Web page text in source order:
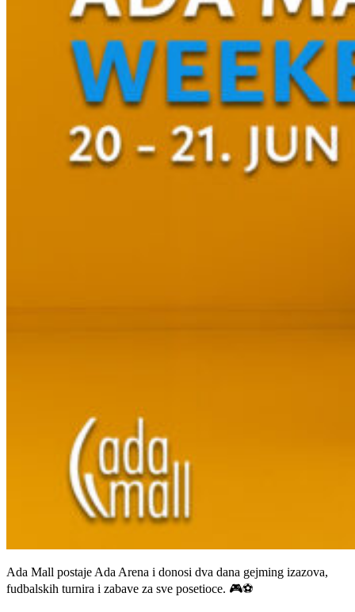
Ada Mall postaje Ada Arena i donosi dva dana gejming izazova,
fudbalskih turnira i zabave za sve posetioce. 🎮⚽